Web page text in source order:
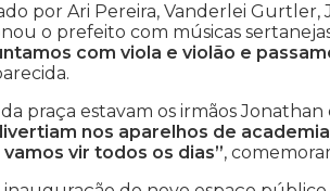
por Ari Pereira, Vanderlei Gurtler,
o prefeito com músicas
com viola e violão e
praça estavam os irmãos
nos aparelhos de
vir todos os dias”,